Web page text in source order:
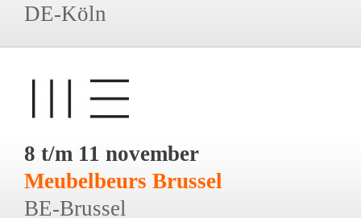
DE-Köln
8 t/m 11 november
Meubelbeurs Brussel
BE-Brussel